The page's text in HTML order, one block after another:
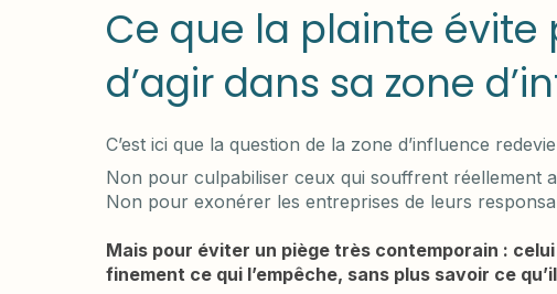
Ce que la plainte évite
d’agir dans sa zone
C’est ici que la question de la zone d’influence
Non pour culpabiliser ceux qui souffrent réellement
Non pour exonérer les entreprises de leurs
Mais pour éviter un piège très contemporain :
finement ce qui l’empêche, sans plus savoir ce